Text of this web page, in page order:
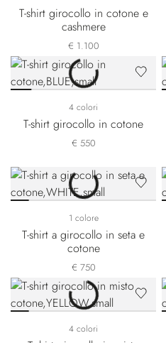
T-shirt girocollo in cotone e
cashmere
€ 1.100
4 colori
T-shirt girocollo in cotone
€ 550
1 colore
T-shirt a girocollo in seta e
cotone
€ 750
4 colori